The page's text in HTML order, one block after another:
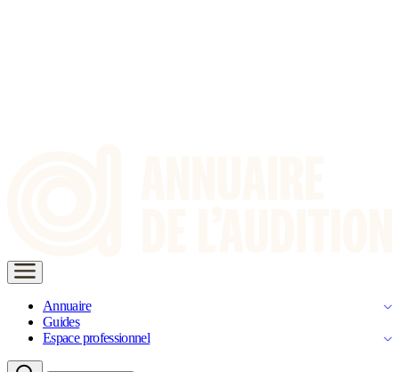
Annuaire
Guides
Espace professionnel